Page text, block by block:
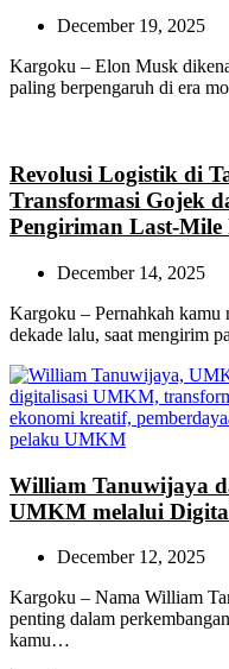
December 19, 2025
Kargoku – Elon Musk
paling berpengaruh di era
Revolusi Logistik di
Transformasi Gojek
Pengiriman Last-Mile
December 14, 2025
Kargoku – Pernahkah kamu
dekade lalu, saat mengirim
William Tanuwijaya
UMKM melalui
December 12, 2025
Kargoku – Nama William
penting dalam
kamu…